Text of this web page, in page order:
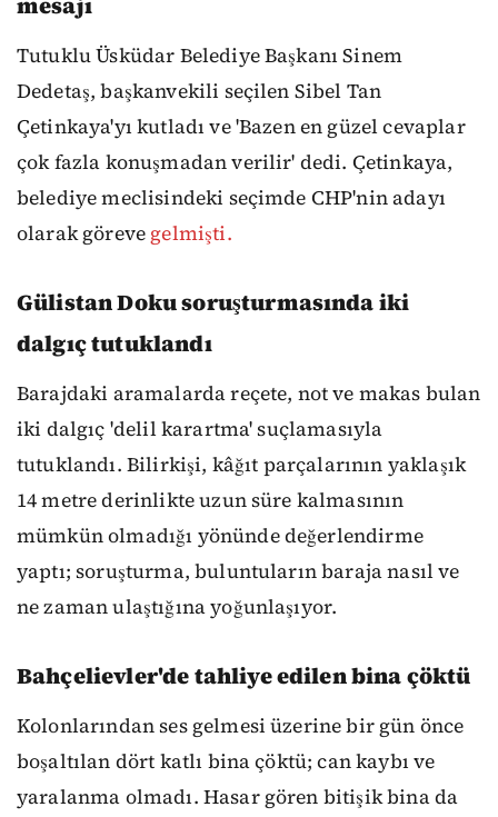
Tutuklu Üsküdar Belediye Başkanı Sinem
Dedetaş, başkanvekili seçilen Sibel Tan
Çetinkaya'yı kutladı ve 'Bazen en güzel cevaplar
çok fazla konuşmadan verilir' dedi. Çetinkaya,
belediye meclisindeki seçimde CHP'nin adayı
olarak göreve gelmişti.
Gülistan Doku soruşturmasında iki
dalgıç tutuklandı
Barajdaki aramalarda reçete, not ve makas bulan
iki dalgıç 'delil karartma' suçlamasıyla
tutuklandı. Bilirkişi, kâğıt parçalarının yaklaşık
14 metre derinlikte uzun süre kalmasının
mümkün olmadığı yönünde değerlendirme
yaptı; soruşturma, buluntuların baraja nasıl ve
ne zaman ulaştığına yoğunlaşıyor.
Bahçelievler'de tahliye edilen bina çöktü
Kolonlarından ses gelmesi üzerine bir gün önce
boşaltılan dört katlı bina çöktü; can kaybı ve
yaralanma olmadı. Hasar gören bitişik bina da